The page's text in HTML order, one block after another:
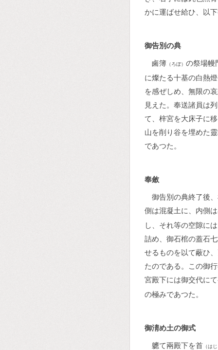
かに運ばせ給ひ、以
御告別の典
鹵簿 （ろぼ） の祭場幔
に燦たる十基の白熱
を感ぜしめ、無限の
見えた。奉送諸員は
て、梓宮を大床子に
山を削り谷を埋めた
であつた。
奉斂
御告別の典終了後
側は混凝土に、内側
し、それ等の空隙に
詰め、御石棺の蓋石
せるものを以て蔽ひ
たのである。この御
宮殿下には御交代に
の極みであつた。
御淸め土の御式
軈て兩殿下を首 （は